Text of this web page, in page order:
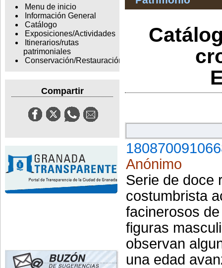
Menu de inicio
Información General
Catálogo
Exposiciones/Actividades
Itinerarios/rutas
patrimoniales
Conservación/Restauración
Compartir
Anónimo
Serie de doce
costumbrista
facinerosos
figuras
observan
una edad